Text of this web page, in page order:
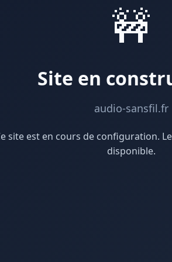
🚧
Site en
audio-sansfil.fr
site est en cours de configuration.
disponible.